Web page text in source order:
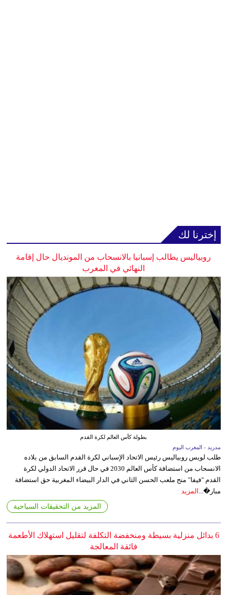
إخترنا لك
روبياليس يطالب إسبانيا بالانسحاب من المونديال حال إقامة
النهائي في المغرب
بطولة كأس العالم لكرة القدم
مدريد - المغرب اليوم
طلب لويس روبياليس رئيس الاتحاد الإسباني لكرة القدم السابق من بلاده
الانسحاب من استضافة كأس العالم 2030 في حال قرر الاتحاد الدولي لكرة
القدم "فيفا" منح ملعب الحسن الثاني في الدار البيضاء المغربية حق استضافة
مبار�... المزيد
المزيد من التحقيقات السياحية
6 بدائل منزلية بسيطة ومنخفضة التكلفة لتقليل استهلاك الأطعمة
فائقة المعالجة